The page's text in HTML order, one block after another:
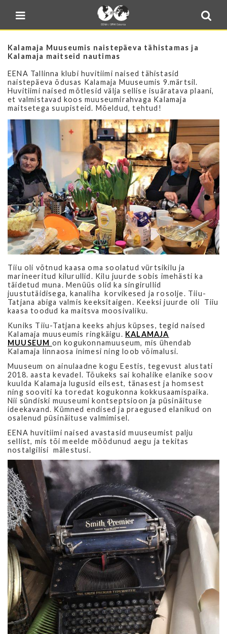
Sulge menüü
Blogi
E-pood
Kontakt
Minu BPW
In English
Kalamaja Muuseumis naistepäeva tähistamas ja
Kalamaja maitseid nautimas
EENA Tallinna klubi huvitiimi naised tähistasid
naistepäeva õdusas Kalamaja Muuseumis 9.märtsil.
Huvitiimi naised mõtlesid välja sellise isuäratava plaani,
et valmistavad koos muuseumirahvaga Kalamaja
maitsetega suupisteid. Mõeldud, tehtud!
Tiiu oli võtnud kaasa oma soolatud vürtsikilu ja
marineeritud kilurullid. Kilu juurde sobis imehästi ka
täidetud muna. Menüüs olid ka singirullid
juustutäidisega, kanaliha korvikesed ja rosolje. Tiiu-
Tatjana abiga valmis keeksitaigen. Keeksi juurde oli Tiiu
kaasa toodud ka maitsva moosivaliku.
Kuniks Tiiu-Tatjana keeks ahjus küpses, tegid naised
Kalamaja muuseumis ringkäigu. KALAMAJA
MUUSEUM on kogukonnamuuseum, mis ühendab
Kalamaja linnaosa inimesi ning loob võimalusi.
Muuseum on ainulaadne kogu Eestis, tegevust alustati
2018. aasta kevadel. Tõukeks sai kohalike elanike soov
kuulda Kalamaja lugusid eilsest, tänasest ja homsest
ning sooviti ka toredat kogukonna kokkusaamispaika.
Nii sündiski muuseumi kontseptsioon ja püsinäituse
ideekavand. Kümned endised ja praegused elanikud on
osalenud püsinäituse valmimisel.
EENA huvitiimi naised avastasid muuseumist palju
sellist, mis tõi meelde möödunud aegu ja tekitas
nostalgilisi mälestusi.